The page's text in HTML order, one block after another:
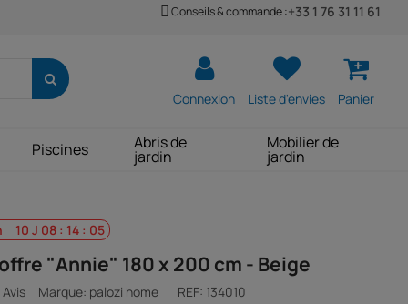
Conseils & commande :+33 1 76 31 11 61
Connexion Liste d'envies Panier
Piscines Abris de
jardin
Mobilier de
jardin
10 J 08: 14: 04
"Annie" 180 x 200 cm - Beige
Avis Marque: palozi home REF: 134010